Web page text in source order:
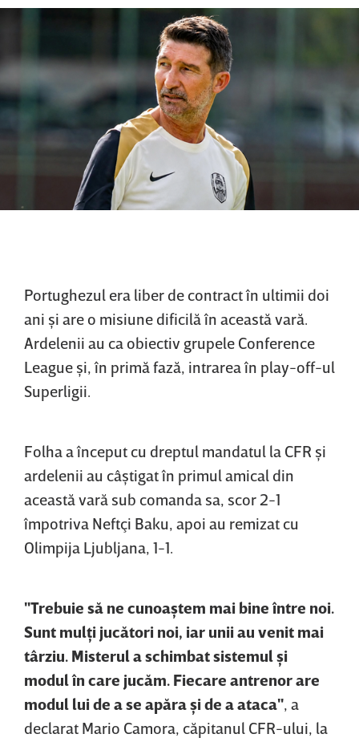
Portughezul era liber de contract în ultimii doi
ani şi are o misiune dificilă în această vară.
Ardelenii au ca obiectiv grupele Conference
League şi, în primă fază, intrarea în play-off-ul
Superligii.
Folha a început cu dreptul mandatul la CFR şi
ardelenii au câştigat în primul amical din
această vară sub comanda sa, scor 2-1
împotriva Neftçi Baku, apoi au remizat cu
Olimpija Ljubljana, 1-1.
"Trebuie să ne cunoaştem mai bine între noi.
Sunt mulţi jucători noi, iar unii au venit mai
târziu. Misterul a schimbat sistemul şi
modul în care jucăm. Fiecare antrenor are
modul lui de a se apăra şi de a ataca" , a
declarat Mario Camora, căpitanul CFR-ului, la